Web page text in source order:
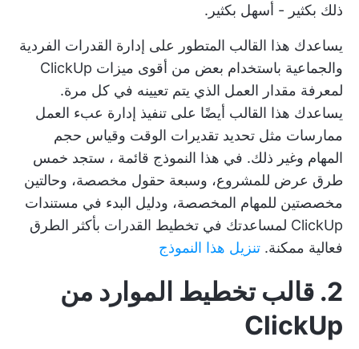
ذلك بكثير - أسهل بكثير.
يساعدك هذا القالب المتطور على إدارة القدرات الفردية
والجماعية باستخدام بعض من أقوى ميزات ClickUp
لمعرفة مقدار العمل الذي يتم تعيينه في كل مرة.
يساعدك هذا القالب أيضًا على تنفيذ إدارة عبء العمل
ممارسات مثل تحديد تقديرات الوقت وقياس حجم
المهام وغير ذلك. في هذا النموذج قائمة ، ستجد خمس
طرق عرض للمشروع، وسبعة حقول مخصصة، وحالتين
مخصصتين للمهام المخصصة، ودليل البدء في مستندات
ClickUp لمساعدتك في تخطيط القدرات بأكثر الطرق
فعالية ممكنة. تنزيل هذا النموذج
2. قالب تخطيط الموارد من
ClickUp